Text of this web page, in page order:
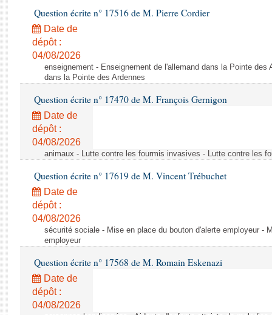
Question écrite n° 17516 de M. Pierre Cordier
Date de
dépôt :
04/08/2026
enseignement - Enseignement de l'allemand dans la Pointe des
dans la Pointe des Ardennes
Question écrite n° 17470 de M. François Gernigon
Date de
dépôt :
04/08/2026
animaux - Lutte contre les fourmis invasives - Lutte contre les
Question écrite n° 17619 de M. Vincent Trébuchet
Date de
dépôt :
04/08/2026
sécurité sociale - Mise en place du bouton d'alerte employeur -
employeur
Question écrite n° 17568 de M. Romain Eskenazi
Date de
dépôt :
04/08/2026